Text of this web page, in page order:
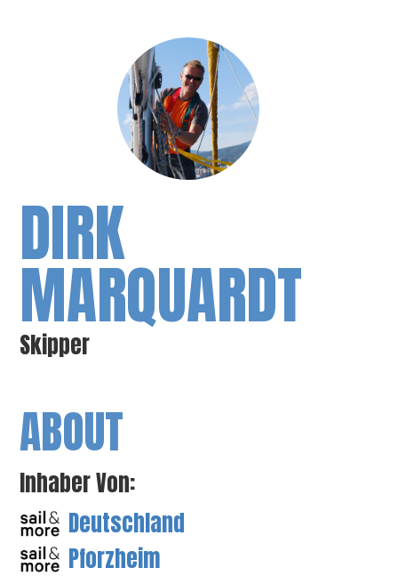
DIRK
MARQUARDT
Skipper
ABOUT
Inhaber Von:
Deutschland
Pforzheim